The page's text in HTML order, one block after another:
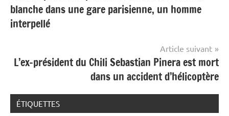
l’article
blanche dans une gare parisienne, un homme
interpellé
Article suivant
L’ex-président du Chili Sebastian Pinera est mort
dans un accident d’hélicoptère
ÉTIQUETTES